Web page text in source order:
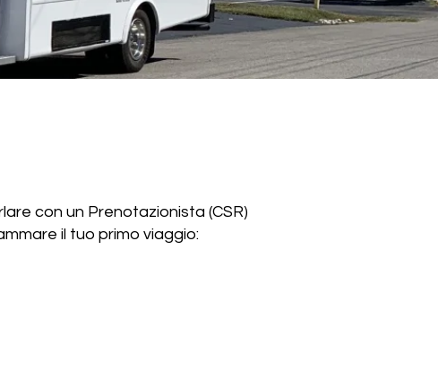
con un Prenotazionista (CSR)
il tuo primo viaggio: